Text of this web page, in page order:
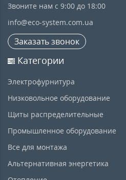
Звоните нам с 9:00 до 18:00
info@eco-system.com.ua
Заказать звонок
Категории
Электрофурнитура
Низковольное оборудование
Щиты распределительные
Промышленное оборудование
Все для монтажа
Альтернативная энергетика